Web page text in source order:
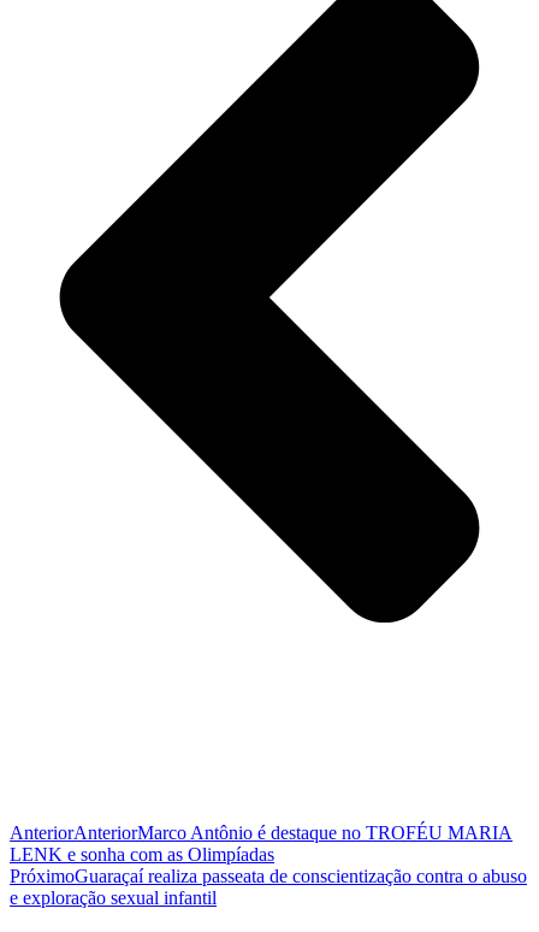
AnteriorAnteriorMarco Antônio é destaque no TROFÉU MARIA
LENK e sonha com as Olimpíadas
PróximoGuaraçaí realiza passeata de conscientização contra o abuso
e exploração sexual infantil